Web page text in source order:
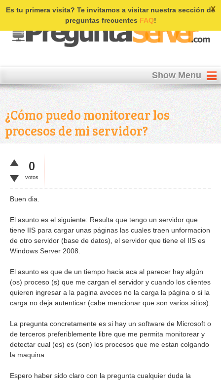
Login | Register
Es tu primera visita? Te invitamos a visitar nuestra sección de
preguntas frecuentes FAQ!
x
Show Menu
¿Cómo puedo monitorear los
procesos de mi servidor?
0
votos
Buen dia.
El asunto es el siguiente: Resulta que tengo un servidor que
tiene IIS para cargar unas páginas las cuales traen unformacion
de otro servidor (base de datos), el servidor que tiene el IIS es
Windows Server 2008.
El asunto es que de un tiempo hacia aca al parecer hay algún
(os) proceso (s) que me cargan el servidor y cuando los clientes
quieren ingresar a la pagina aveces no la carga la página o si la
carga no deja autenticar (cabe mencionar que son varios sitios).
La pregunta concretamente es si hay un software de Microsoft o
de terceros preferiblemente libre que me permita monitorear y
detectar cual (es) es (son) los procesos que me estan colgando
la maquina.
Espero haber sido claro con la pregunta cualquier duda la